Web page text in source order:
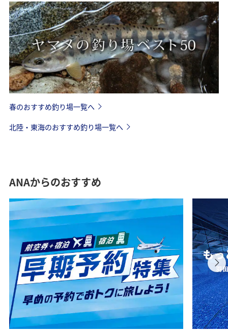
春のおすすめ釣り場一覧へ
北陸・東海のおすすめ釣り場一覧へ
ANAからのおすすめ